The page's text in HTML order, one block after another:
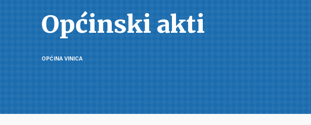
Općinski akti
OPĆINA VINICA